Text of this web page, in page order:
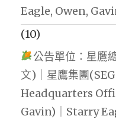
Eagle, Owen,
(10)
公告單位：星鷹
文)｜星鷹集團
Headquarters
Gavin)｜Starry